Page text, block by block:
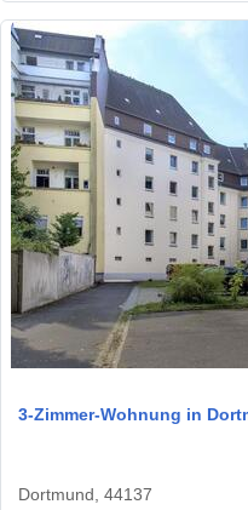
3-Zimmer-Wohnung in
Dortmund, 44137